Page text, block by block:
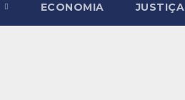
ECONOMIA JUSTIÇA